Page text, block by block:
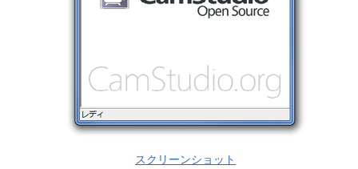
スクリーンショット